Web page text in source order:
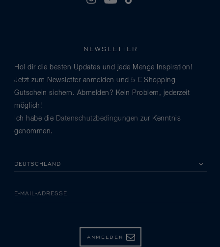
NEWSLETTER
Hol dir die besten Updates und jede Menge Inspiration!
Jetzt zum Newsletter anmelden und 5 € Shopping-
Gutschein sichern. Abmelden? Kein Problem, jederzeit
möglich!
Ich habe die Datenschutzbedingungen zur Kenntnis
genommen.
E-MAIL-ADRESSE
ANMELDEN